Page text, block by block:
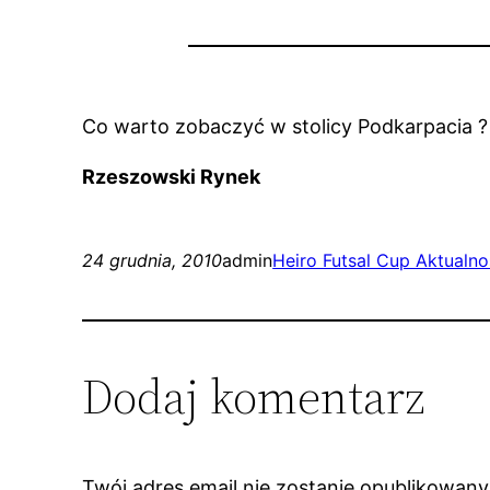
Co warto zobaczyć w stolicy Podkarpacia ?
Rzeszowski Rynek
24 grudnia, 2010adminHeiro Futsal Cup
Dodaj komentarz